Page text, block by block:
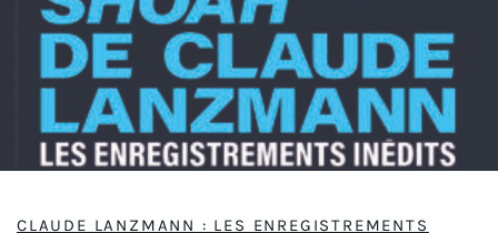
CLAUDE LANZMANN : LES ENREGISTREMENTS